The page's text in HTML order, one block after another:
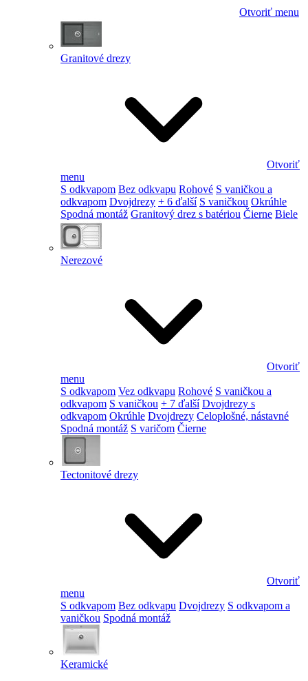
Otvoriť menu
Granitové drezy
Otvoriť
menu
S odkvapom Bez odkvapu Rohové S vaničkou a
odkvapom Dvojdrezy + 6 ďalší S vaničkou Okrúhle
Spodná montáž Granitový drez s batériou Čierne Biele
Nerezové
Otvoriť
menu
S odkvapom Vez odkvapu Rohové S vaničkou a
odkvapom S vaničkou + 7 ďalší Dvojdrezy s
odkvapom Okrúhle Dvojdrezy Celoplošné, nástavné
Spodná montáž S varičom Čierne
Tectonitové drezy
Otvoriť
menu
S odkvapom Bez odkvapu Dvojdrezy S odkvapom a
vaničkou Spodná montáž
Keramické